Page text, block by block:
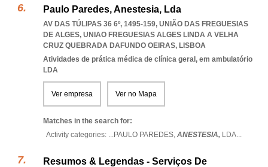
Paulo Paredes, Anestesia, Lda
AV DAS TÚLIPAS 36 6º, 1495-159, UNIÃO DAS FREGUESIAS
DE ALGES, UNIAO FREGUESIAS ALGES LINDA A VELHA
CRUZ QUEBRADA DAFUNDO OEIRAS, LISBOA
Atividades de prática médica de clínica geral, em ambulatório
LDA
Ver empresa Ver no Mapa
Matches in the search for:
Activity categories: ...PAULO PAREDES, ANESTESIA, LDA...
Resumos & Legendas - Serviços De